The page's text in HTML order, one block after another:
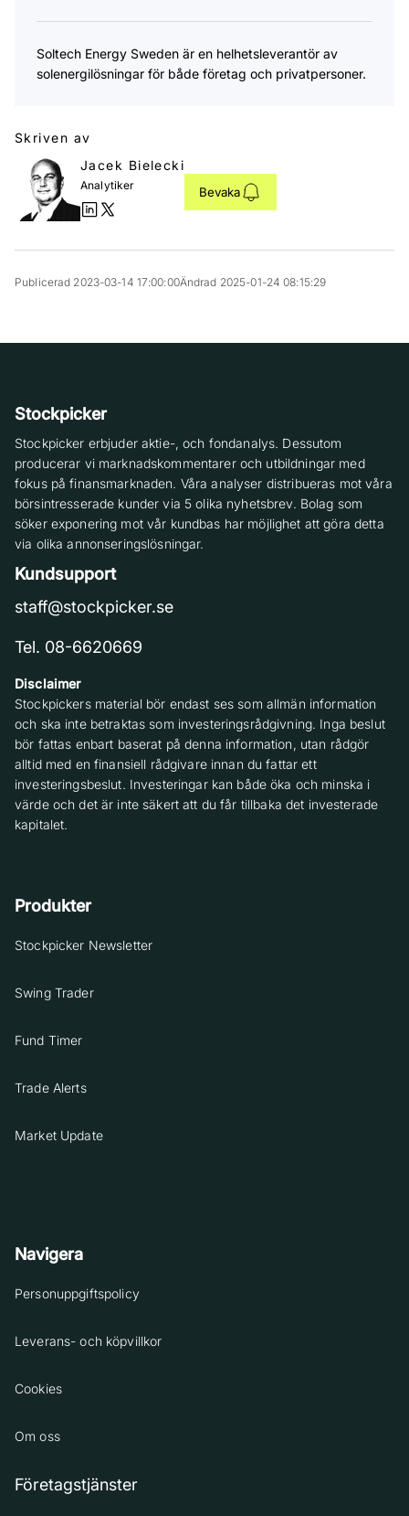
Soltech Energy Sweden är en helhetsleverantör av
solenergilösningar för både företag och privatpersoner.
Skriven av
Jacek Bielecki
Analytiker Bevaka
Publicerad 2023-03-14 17:00:00Ändrad 2025-01-24 08:15:29
Stockpicker
Stockpicker erbjuder aktie-, och fondanalys. Dessutom
producerar vi marknadskommentarer och utbildningar med
fokus på finansmarknaden. Våra analyser distribueras mot våra
börsintresserade kunder via 5 olika nyhetsbrev. Bolag som
söker exponering mot vår kundbas har möjlighet att göra detta
via olika annonseringslösningar.
Kundsupport
staff@stockpicker.se
Tel. 08-6620669
Disclaimer
Stockpickers material bör endast ses som allmän information
och ska inte betraktas som investeringsrådgivning. Inga beslut
bör fattas enbart baserat på denna information, utan rådgör
alltid med en finansiell rådgivare innan du fattar ett
investeringsbeslut. Investeringar kan både öka och minska i
värde och det är inte säkert att du får tillbaka det investerade
kapitalet.
Produkter
Stockpicker Newsletter
Swing Trader
Fund Timer
Trade Alerts
Market Update
Navigera
Personuppgiftspolicy
Leverans- och köpvillkor
Cookies
Om oss
Företagstjänster